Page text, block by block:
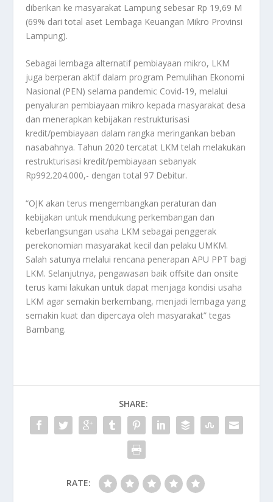
diberikan ke masyarakat Lampung sebesar Rp 19,69 M
(69% dari total aset Lembaga Keuangan Mikro Provinsi
Lampung).
Sebagai lembaga alternatif pembiayaan mikro, LKM
juga berperan aktif dalam program Pemulihan Ekonomi
Nasional (PEN) selama pandemic Covid-19, melalui
penyaluran pembiayaan mikro kepada masyarakat desa
dan menerapkan kebijakan restrukturisasi
kredit/pembiayaan dalam rangka meringankan beban
nasabahnya. Tahun 2020 tercatat LKM telah melakukan
restrukturisasi kredit/pembiayaan sebanyak
Rp992.204.000,- dengan total 97 Debitur.
“OJK akan terus mengembangkan peraturan dan
kebijakan untuk mendukung perkembangan dan
keberlangsungan usaha LKM sebagai penggerak
perekonomian masyarakat kecil dan pelaku UMKM.
Salah satunya melalui rencana penerapan APU PPT bagi
LKM. Selanjutnya, pengawasan baik offsite dan onsite
terus kami lakukan untuk dapat menjaga kondisi usaha
LKM agar semakin berkembang, menjadi lembaga yang
semakin kuat dan dipercaya oleh masyarakat” tegas
Bambang.
SHARE:
RATE: